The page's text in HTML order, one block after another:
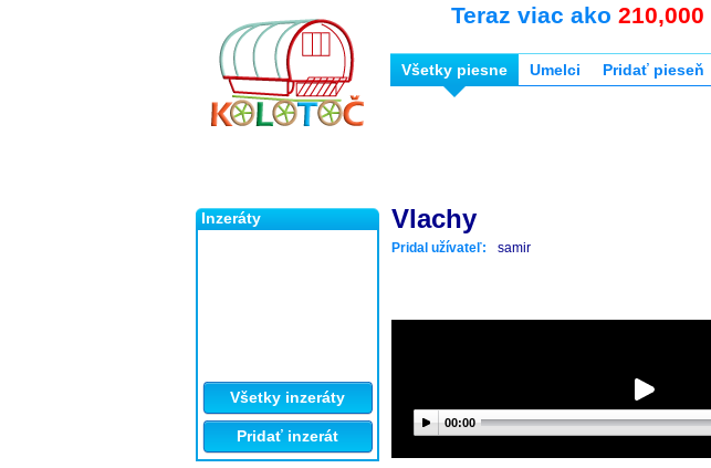
Inzeráty
Všetky inzeráty
Pridať inzerát
Teraz viac ako 210,000
Všetky piesne Umelci Pridať pieseň
Vlachy
Pridal užívateľ: samir
00:00